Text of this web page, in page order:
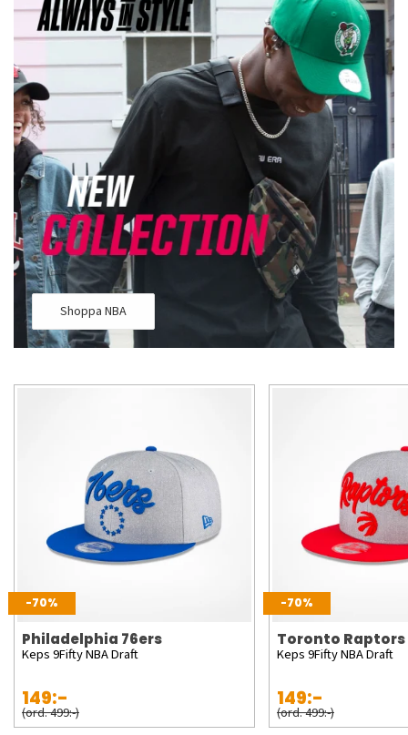
Shoppa NBA
-70%
Philadelphia 76ers
Keps 9Fifty NBA Draft
149:-
(ord. 499:-)
-70%
Toronto Raptors
Keps 9Fifty NBA Draft
149:-
(ord. 499:-)